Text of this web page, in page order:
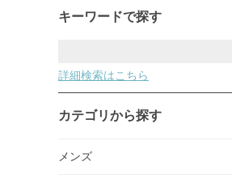
キーワードで探す
詳細検索はこちら
カテゴリから探す
メンズ